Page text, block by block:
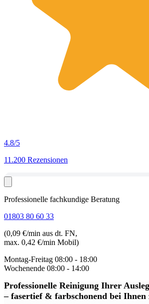
4.8/5
11.200 Rezensionen
Professionelle fachkundige Beratung
01803 80 60 33
(0,09 €/min aus dt. FN,
max. 0,42 €/min Mobil)
Montag-Freitag 08:00 - 18:00
Wochenende 08:00 - 14:00
Professionelle Reinigung Ihrer
– fasertief & farbschonend bei Ihnen